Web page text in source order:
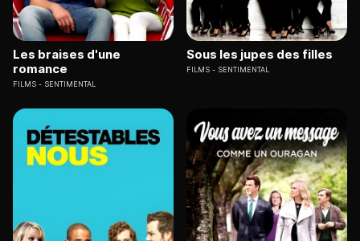
Les braises d'une
romance
FILMS SENTIMENTAL
Sous les jupes des filles
FILMS SENTIMENTAL